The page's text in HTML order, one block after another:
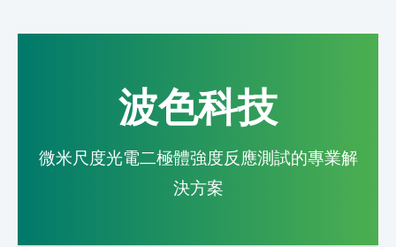
波色科技
微米尺度光電二極體強度反應測試的專業解
決方案